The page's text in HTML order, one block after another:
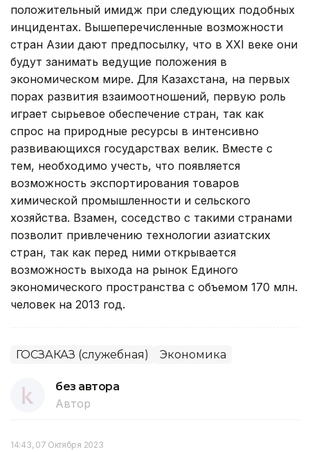
положительный имидж при следующих подобных
инцидентах. Вышеперечисленные возможности
стран Азии дают предпосылку, что в XXI веке они
будут занимать ведущие положения в
экономическом мире. Для Казахстана, на первых
порах развития взаимоотношений, первую роль
играет сырьевое обеспечение стран, так как
спрос на природные ресурсы в интенсивно
развивающихся государствах велик. Вместе с
тем, необходимо учесть, что появляется
возможность экспортирования товаров
химической промышленности и сельского
хозяйства. Взамен, соседство с такими странами
позволит привлечению технологии азиатских
стран, так как перед ними открывается
возможность выхода на рынок Единого
экономического пространства с объемом 170 млн.
человек на 2013 год.
ГОСЗАКАЗ (служебная) Экономика
без автора
Автор
14:43, 07 Октября 2023